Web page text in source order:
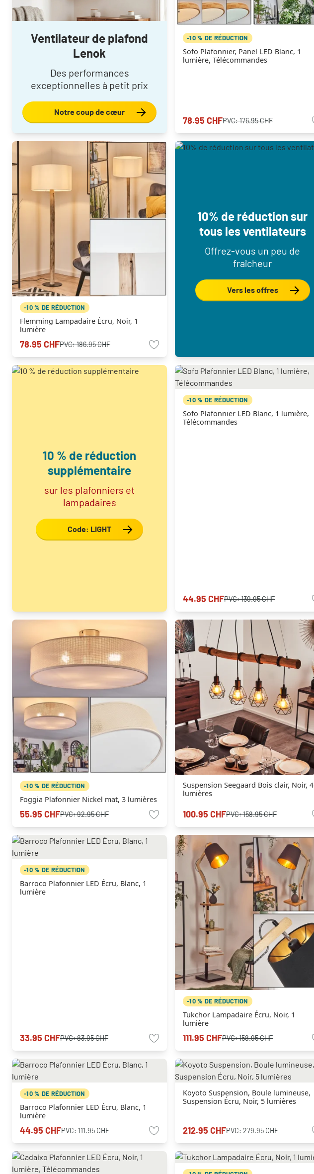
Ventilateur de plafond
Lenok
Des performances
exceptionnelles à petit prix
Notre coup de cœur
-10 % DE RÉDUCTION
Sofo Plafonnier, Panel LED Blanc, 1
lumière, Télécommandes
78.95 CHFPVC:176.95 CHF
-10 % DE RÉDUCTION
Flemming Lampadaire Écru, Noir, 1
lumière
78.95 CHFPVC:186.95 CHF
10% de réduction sur
tous les ventilateurs
Offrez-vous un peu de
fraîcheur
Vers les offres
10 % de réduction
supplémentaire
sur les plafonniers et
lampadaires
Code: LIGHT
-10 % DE RÉDUCTION
Sofo Plafonnier LED Blanc, 1 lumière,
Télécommandes
44.95 CHFPVC:139.95 CHF
-10 % DE RÉDUCTION
Foggia Plafonnier Nickel mat, 3 lumières
55.95 CHFPVC:92.95 CHF
Suspension Seegaard Bois clair, Noir, 4
lumières
100.95 CHFPVC:158.95 CHF
-10 % DE RÉDUCTION
Barroco Plafonnier LED Écru, Blanc, 1
lumière
33.95 CHFPVC:83.95 CHF
-10 % DE RÉDUCTION
Tukchor Lampadaire Écru, Noir, 1
lumière
111.95 CHFPVC:158.95 CHF
-10 % DE RÉDUCTION
Barroco Plafonnier LED Écru, Blanc, 1
lumière
44.95 CHFPVC:111.95 CHF
Koyoto Suspension, Boule lumineuse,
Suspension Écru, Noir, 5 lumières
212.95 CHFPVC:279.95 CHF